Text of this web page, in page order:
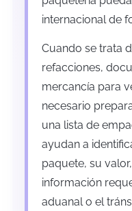
internacional de
Cuando se trata
refacciones,
mercancía para
necesario
una lista de
ayudan a
paquete, su
información
aduanal o el